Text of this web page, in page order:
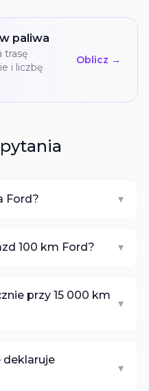
paliwa
trasę
i liczbę
Oblicz →
Ford? ▾
100 km Ford? ▾
przy 15 000 km
▾
deklaruje
▾